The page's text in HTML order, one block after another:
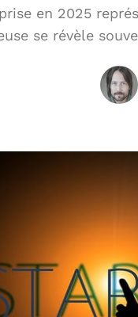
en 2025
se révèle